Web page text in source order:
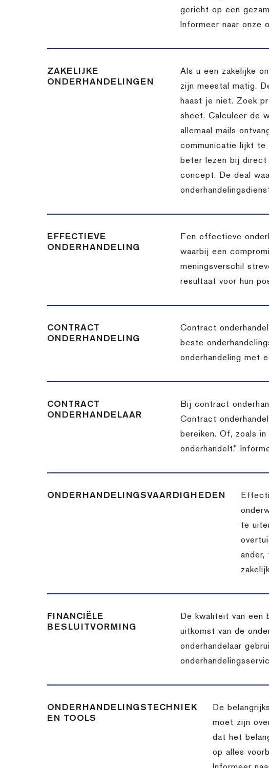
gericht op een
Informeer naar onze
ZAKELIJKE
ONDERHANDELINGEN
Als u een zakelijke
zijn meestal matig.
haast je niet. Zoek
sheet. Calculeer de
allemaal mails
communicatie lijkt te
beter lezen bij
concept. De deal
EFFECTIEVE
ONDERHANDELING
Een effectieve
waarbij een
meningsverschil
resultaat voor hun
CONTRACT
ONDERHANDELING
Contract
beste
onderhandeling met
CONTRACT
ONDERHANDELAAR
Bij contract
Contract
bereiken. Of, zoals
onderhandelt.”
ONDERHANDELINGSVAARDIGHEDEN
te
ander,
FINANCIËLE
BESLUITVORMING
De kwaliteit van een
uitkomst van de
onderhandelaar
ONDERHANDELINGSTECHNIEK
EN TOOLS
De
moet zijn
dat het
op alles